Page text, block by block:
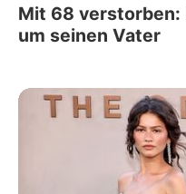
Mit 68
um seinen Vater